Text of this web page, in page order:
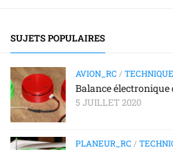
SUJETS POPULAIRES
AVION_RC / TECHNIQUE
Balance
5 JUILLET 2020
PLANEUR_RC /